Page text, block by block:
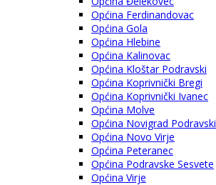
Općina Ferdinandovac
Općina Gola
Općina Hlebine
Općina Kalinovac
Općina Kloštar Podravski
Općina Koprivnički Bregi
Općina Koprivnički Ivanec
Općina Molve
Općina Novigrad Podravski
Općina Novo Virje
Općina Peteranec
Općina Podravske Sesvete
Općina Virje